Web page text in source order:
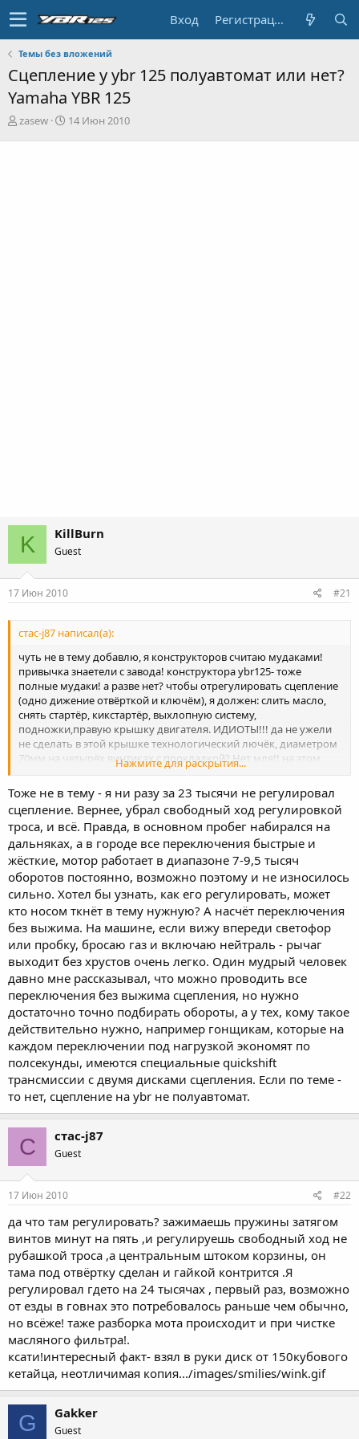
Вход Регистрация
Темы без вложений
Сцепление у ybr 125 полуавтомат или нет?
Yamaha YBR 125
А
zasew
Д
14 Июн 2010
K KillBurn
Guest
17 Июн 2010 #21
стас-j87 написал(а):
чуть не в тему добавлю, я конструкторов считаю мудаками!
привычка знаетели с завода! конструктора ybr125- тоже
полные мудаки! а разве нет? чтобы отрегулировать сцепление
(одно дижение отвёрткой и ключём), я должен: слить масло,
снять стартёр, кикстартёр, выхлопную систему,
подножки,правую крышку двигателя. ИДИОТЫ!!! да не ужели
не сделать в этой крышке технологический лючёк, диаметром
70мм на четырёх винтиках с прокладкой? Нет мля!! на этом
месте унас гордая надпись YAMAHA !!!!
Нажмите для раскрытия...
Тоже не в тему - я ни разу за 23 тысячи не регулировал
сцепление. Вернее, убрал свободный ход регулировкой
троса, и всё. Правда, в основном пробег набирался на
дальняках, а в городе все переключения быстрые и
жёсткие, мотор работает в диапазоне 7-9,5 тысяч
оборотов постоянно, возможно поэтому и не износилось
сильно. Хотел бы узнать, как его регулировать, может
кто носом ткнёт в тему нужную? А насчёт переключения
без выжима. На машине, если вижу впереди светофор
или пробку, бросаю газ и включаю нейтраль - рычаг
выходит без хрустов очень легко. Один мудрый человек
давно мне рассказывал, что можно проводить все
переключения без выжима сцепления, но нужно
достаточно точно подбирать обороты, а у тех, кому такое
действительно нужно, например гонщикам, которые на
каждом переключении под нагрузкой экономят по
полсекунды, имеются специальные quickshift
трансмиссии с двумя дисками сцепления. Если по теме -
то нет, сцепление на ybr не полуавтомат.
С стас-j87
Guest
17 Июн 2010 #22
да что там регулировать? зажимаешь пружины затягом
винтов минут на пять ,и регулируешь свободный ход не
рубашкой троса ,а центральным штоком корзины, он
тама под отвёртку сделан и гайкой контрится .Я
регулировал гдето на 24 тысячах , первый раз, возможно
от езды в говнах это потребовалось раньше чем обычно,
но всёже! таже разборка мота происходит и при чистке
масляного фильтра!.
ксати!интересный факт- взял в руки диск от 150кубового
кетайца, неотличимая копия.../images/smilies/wink.gif
G Gakker
Guest